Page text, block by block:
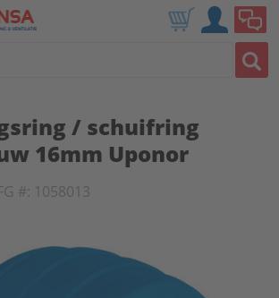
/ schuifring
16mm Uponor
#: 1058013